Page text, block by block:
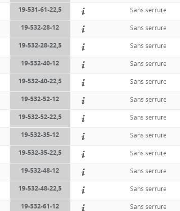
19-531-61-22,5 Sans serrure
19-532-28-12 Sans serrure
19-532-28-22,5 Sans serrure
19-532-40-12 Sans serrure
19-532-40-22,5 Sans serrure
19-532-52-12 Sans serrure
19-532-52-22,5 Sans serrure
19-532-35-12 Sans serrure
19-532-35-22,5 Sans serrure
19-532-48-12 Sans serrure
19-532-48-22,5 Sans serrure
19-532-61-12 Sans serrure